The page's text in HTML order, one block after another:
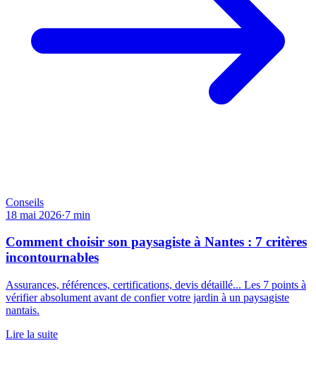
Conseils
18 mai 2026·7 min
Comment choisir son paysagiste à Nantes : 7 critères
incontournables
Assurances, références, certifications, devis détaillé... Les 7 points à
vérifier absolument avant de confier votre jardin à un paysagiste
nantais.
Lire la suite